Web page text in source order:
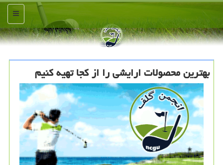
منو
بهترین محصولات ارایشی را از كجا تهیه كنیم